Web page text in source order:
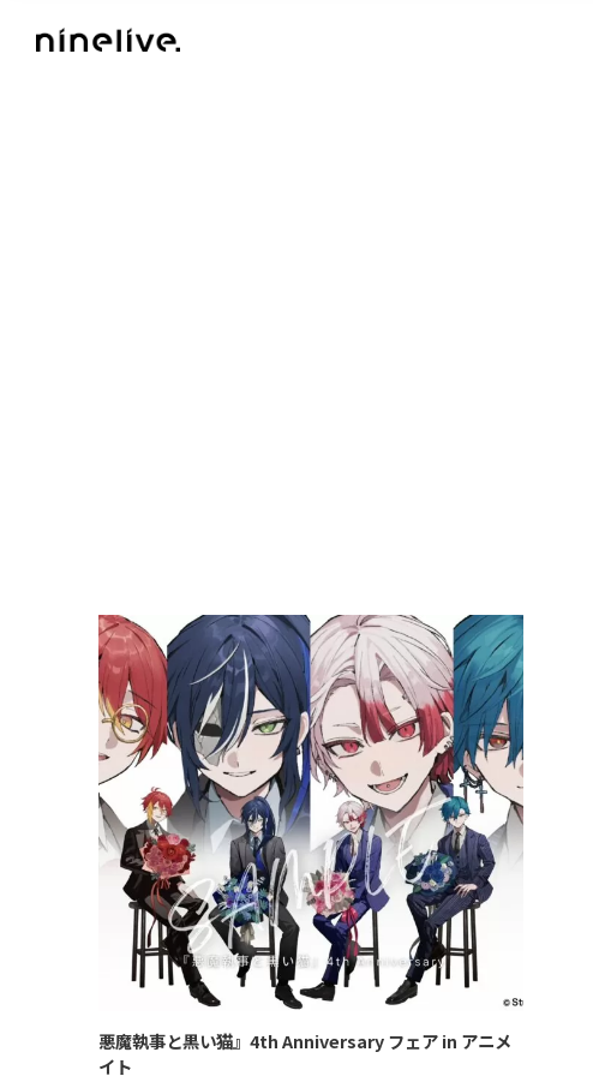
悪魔執事と黒い猫』4th Anniversary フェア in アニメ
イト